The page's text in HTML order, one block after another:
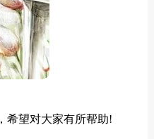
希望对大家有所帮助!